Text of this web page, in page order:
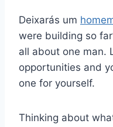
Deixarás um
were building so
all about one man.
opportunities and
one for yourself.
Thinking about